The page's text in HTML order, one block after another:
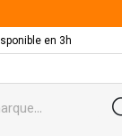
en 3h